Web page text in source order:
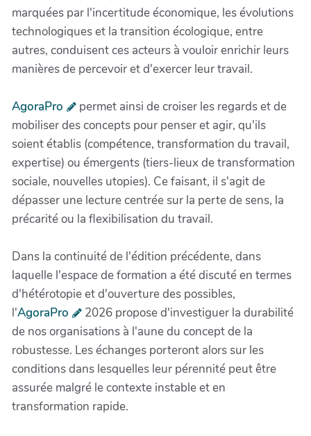
marquées par l'incertitude économique, les évolutions
technologiques et la transition écologique, entre
autres, conduisent ces acteurs à vouloir enrichir leurs
manières de percevoir et d'exercer leur travail.
AgoraPro
permet ainsi de croiser les regards et de
mobiliser des concepts pour penser et agir, qu'ils
soient établis (compétence, transformation du travail,
expertise) ou émergents (tiers-lieux de transformation
sociale, nouvelles utopies). Ce faisant, il s'agit de
dépasser une lecture centrée sur la perte de sens, la
précarité ou la flexibilisation du travail.
Dans la continuité de l'édition précédente, dans
laquelle l'espace de formation a été discuté en termes
d'hétérotopie et d'ouverture des possibles,
l'AgoraPro
2026 propose d'investiguer la durabilité
de nos organisations à l'aune du concept de la
robustesse. Les échanges porteront alors sur les
conditions dans lesquelles leur pérennité peut être
assurée malgré le contexte instable et en
transformation rapide.